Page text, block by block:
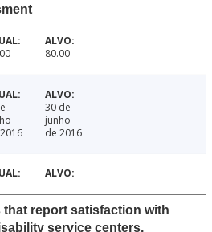
80.00
30 de
junho
de 2016
report satisfaction with
service centers.